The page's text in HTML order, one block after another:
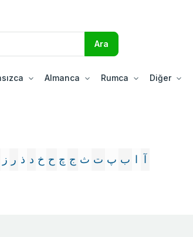
Almanca Rumca Diğer
آ ا ب پ ت ث ج چ ح خ د ذ ر ز